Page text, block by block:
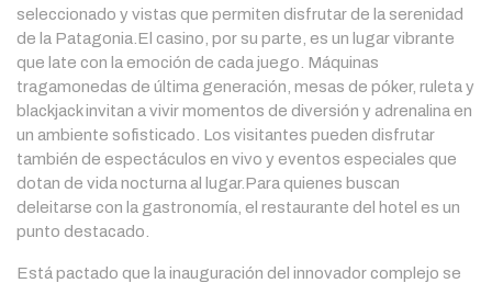
seleccionado y vistas que permiten disfrutar de la serenidad
de la Patagonia.El casino, por su parte, es un lugar vibrante
que late con la emoción de cada juego. Máquinas
tragamonedas de última generación, mesas de póker, ruleta y
blackjack invitan a vivir momentos de diversión y adrenalina en
un ambiente sofisticado. Los visitantes pueden disfrutar
también de espectáculos en vivo y eventos especiales que
dotan de vida nocturna al lugar.Para quienes buscan
deleitarse con la gastronomía, el restaurante del hotel es un
punto destacado.
Está pactado que la inauguración del innovador complejo se